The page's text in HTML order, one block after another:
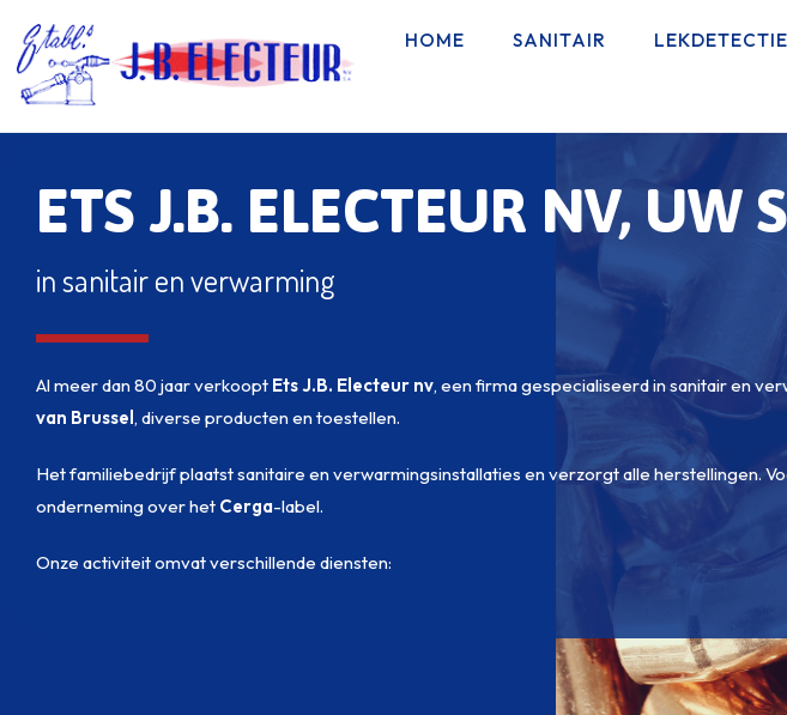
HOME SANITAIR LEKDETECTIE
ETS J.B. ELECTEUR NV, UW
in sanitair en verwarming
Al meer dan 80 jaar verkoopt Ets J.B. Electeur nv, een firma gespecialiseerd in sanitair en
van Brussel, diverse producten en toestellen.
Het familiebedrijf plaatst sanitaire en verwarmingsinstallaties en verzorgt alle herstellingen.
onderneming over het Cerga-label.
Onze activiteit omvat verschillende diensten: